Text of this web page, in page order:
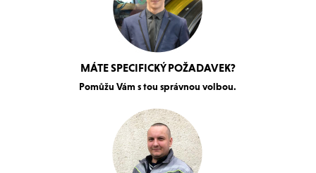
MÁTE SPECIFICKÝ POŽADAVEK?
Pomůžu Vám s tou správnou volbou.